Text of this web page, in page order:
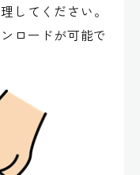
してください。
ロードが可能で